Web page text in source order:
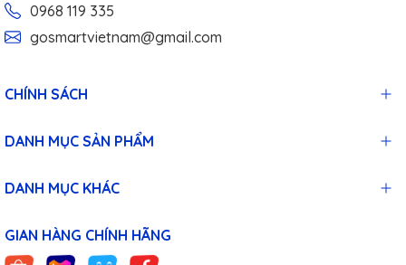
0968 119 335
gosmartvietnam@gmail.com
CHÍNH SÁCH
DANH MỤC SẢN PHẨM
DANH MỤC KHÁC
GIAN HÀNG CHÍNH HÃNG